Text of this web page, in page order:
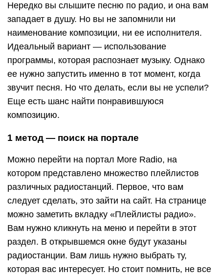
Нередко вы слышите песню по радио, и она вам
западает в душу. Но вы не запомнили ни
наименование композиции, ни ее исполнителя.
Идеальный вариант — использование
программы, которая распознает музыку. Однако
ее нужно запустить именно в тот момент, когда
звучит песня. Но что делать, если вы не успели?
Еще есть шанс найти понравившуюся
композицию.
1 метод — поиск на портале
Можно перейти на портал More Radio, на
котором представлено множество плейлистов
различных радиостанций. Первое, что вам
следует сделать, это зайти на сайт. На странице
можно заметить вкладку «Плейлисты радио».
Вам нужно кликнуть на меню и перейти в этот
раздел. В открывшемся окне будут указаны
радиостанции. Вам лишь нужно выбрать ту,
которая вас интересует. Но стоит помнить, не все